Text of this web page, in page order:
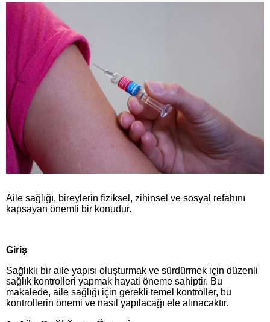
Aile sağlığı, bireylerin fiziksel, zihinsel ve sosyal refahını
kapsayan önemli bir konudur.
Giriş
Sağlıklı bir aile yapısı oluşturmak ve sürdürmek için düzenli
sağlık kontrolleri yapmak hayati öneme sahiptir. Bu
makalede, aile sağlığı için gerekli temel kontroller, bu
kontrollerin önemi ve nasıl yapılacağı ele alınacaktır.